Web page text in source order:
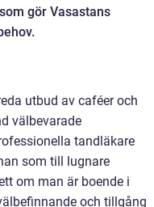
gör Vasastans
utbud av caféer och
välbevarade
tandläkare
som till lugnare
om man är boende i
och tillgång